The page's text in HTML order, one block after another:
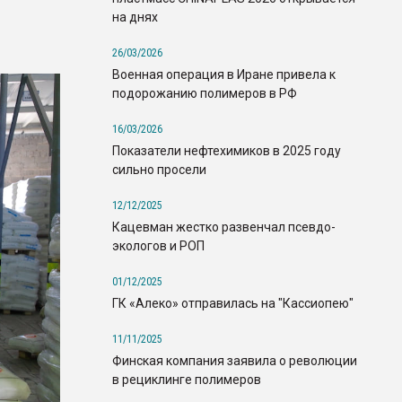
на днях
26/03/2026
Военная операция в Иране привела к
подорожанию полимеров в РФ
16/03/2026
Показатели нефтехимиков в 2025 году
сильно просели
12/12/2025
Кацевман жестко развенчал псевдо-
экологов и РОП
01/12/2025
ГК «Алеко» отправилась на "Кассиопею"
11/11/2025
Финская компания заявила о революции
в рециклинге полимеров